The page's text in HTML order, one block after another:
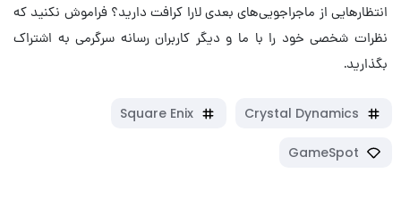
انتظارهایی از ماجراجویی‌های بعدی لارا کرافت دارید؟ فراموش نکنید که
نظرات شخصی خود را با ما و دیگر کاربران رسانه سرگرمی به اشتراک
بگذارید.
Crystal Dynamics
Square Enix
GameSpot